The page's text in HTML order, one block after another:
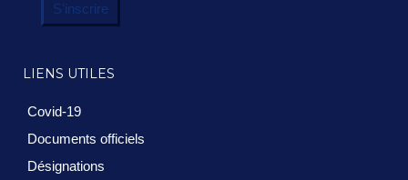
S'inscrire
LIENS UTILES
Covid-19
Documents officiels
Désignations